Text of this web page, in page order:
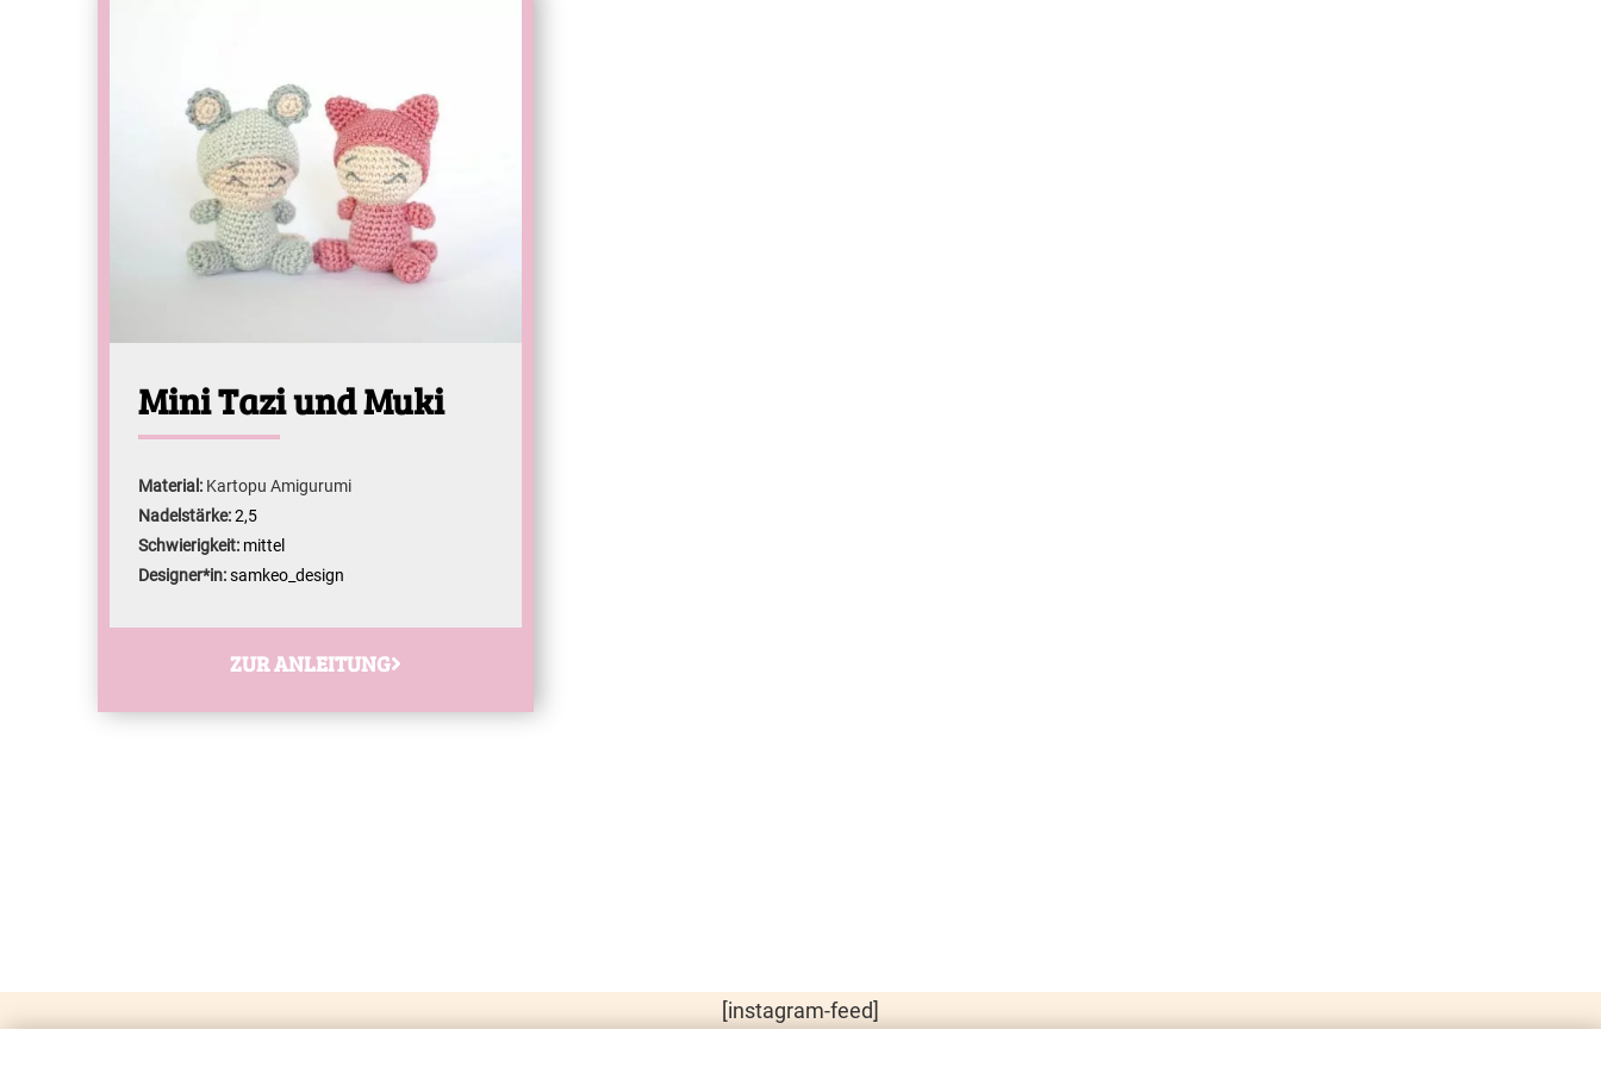
Mini Tazi und Muki
Material: Kartopu Amigurumi
Nadelstärke: 2,5
Schwierigkeit: mittel
Designer*in: samkeo_design
ZUR ANLEITUNG
[instagram-feed]